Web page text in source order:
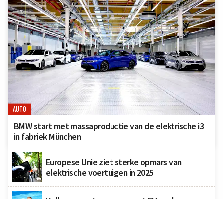
AUTO
BMW start met massaproductie van de elektrische i3
in fabriek München
Europese Unie ziet sterke opmars van
elektrische voertuigen in 2025